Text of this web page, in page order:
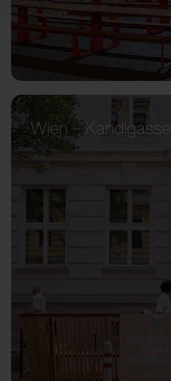
Wien – Kandlgasse